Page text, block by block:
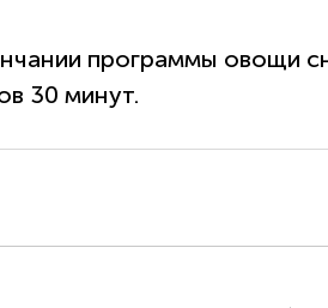
программы овощи
30 минут.